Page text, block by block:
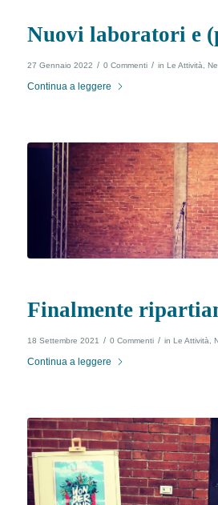
Nuovi laboratori e
27 Gennaio 2022 / 0 Commenti / in Le Attività
Continua a leggere
Finalmente
18 Settembre 2021 / 0 Commenti / in Le Attività
Continua a leggere